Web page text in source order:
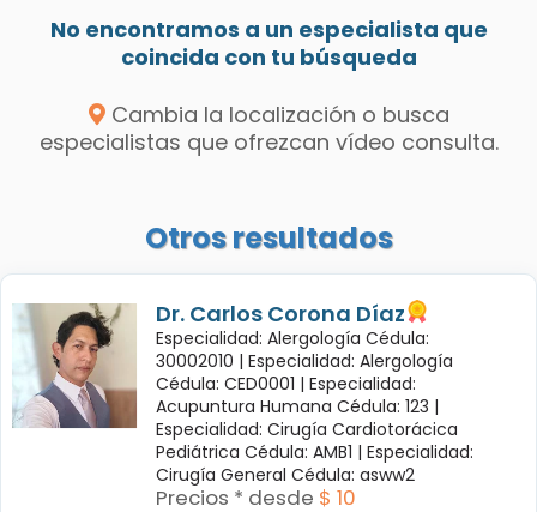
No encontramos a un especialista que
coincida con tu búsqueda
Cambia la localización o busca
especialistas que ofrezcan vídeo consulta.
Otros resultados
Dr. Carlos Corona Díaz
Especialidad: Alergología Cédula:
30002010 | Especialidad: Alergología
Cédula: CED0001 | Especialidad:
Acupuntura Humana Cédula: 123 |
Especialidad: Cirugía Cardiotorácica
Pediátrica Cédula: AMB1 | Especialidad:
Cirugía General Cédula: asww2
Precios * desde $ 10